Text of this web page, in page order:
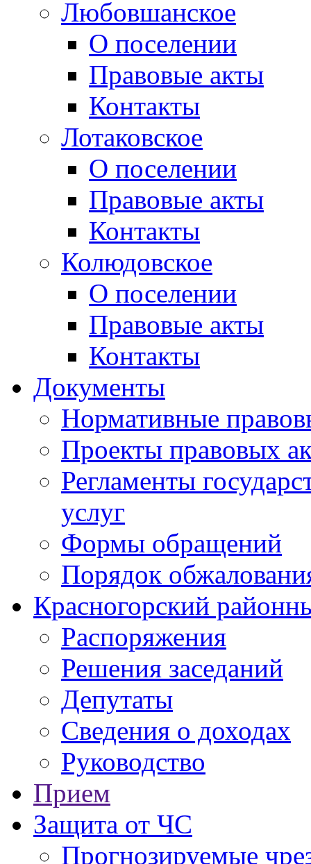
Любовшанское
О поселении
Правовые акты
Контакты
Лотаковское
О поселении
Правовые акты
Контакты
Колюдовское
О поселении
Правовые акты
Контакты
Документы
Нормативные
Проекты правовых
Регламенты
услуг
Формы обращений
Порядок
Красногорский
Распоряжения
Решения заседаний
Депутаты
Сведения о доходах
Руководство
Прием
Защита от ЧС
Прогнозируемые